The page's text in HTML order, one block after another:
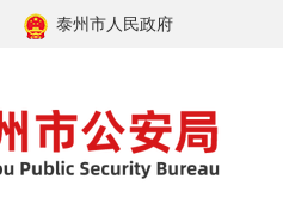
泰州市人民政府